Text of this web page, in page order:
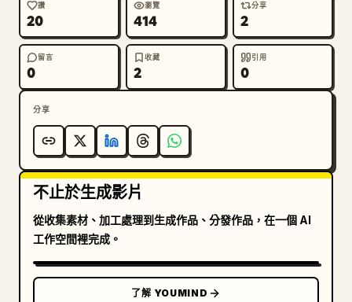
讚
20
瀏覽
414
分享
2
留言
0
收藏
2
引用
0
分享
不止於生成影片
從收集素材、加工處理到生成作品、分發作品，在一個 AI
工作空間裡完成。
了解 YOUMIND